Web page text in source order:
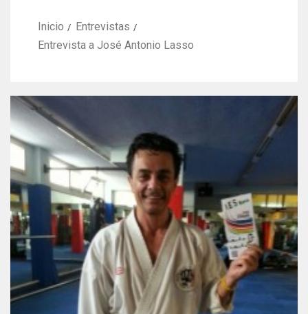
Inicio
Entrevistas
Entrevista a José Antonio Lasso